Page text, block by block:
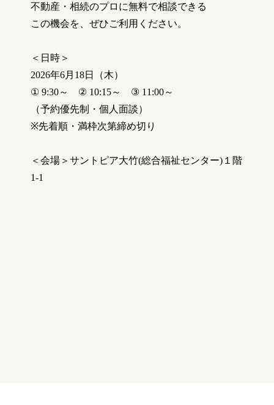
不動産・相続のプロに無料で相談できる
この機会を、ぜひご利用ください。
＜日時＞
2026年6月18日（木）
① 9:30～ ② 10:15～ ③ 11:00～
（予約優先制・個人面談）
※先着順・満枠次第締め切り
＜会場＞サントピア大竹(総合福祉センター)１階
1-1